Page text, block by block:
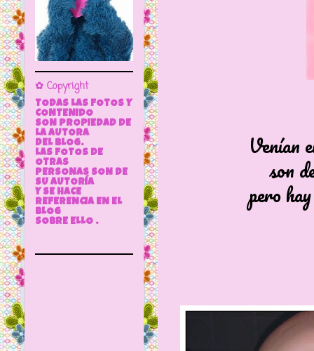
Venían
son
pero
✿ Copyright
TODAS LAS FOTOS Y
CONTENIDO
SON PROPIEDAD DE
LA AUTORA
DEL BLOG.
LAS FOTOS DE
OTRAS
PERSONAS SON DE
SU AUTORÍA
Y SE HACE
REFERENCIA EN EL
BLOG
SOBRE ELLO .